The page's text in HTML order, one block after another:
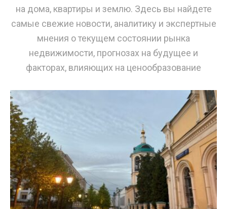
на дома, квартиры и землю. Здесь вы найдете
самые свежие новости, аналитику и экспертные
мнения о текущем состоянии рынка
недвижимости, прогнозах на будущее и
факторах, влияющих на ценообразование